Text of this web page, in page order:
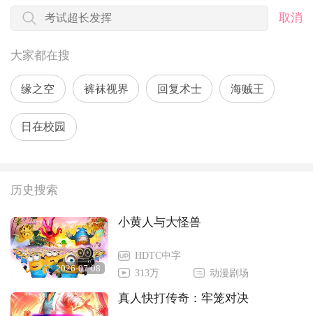
取消
大家都在搜
缘之空 裤袜视界 回复术士 海贼王
日在校园
历史搜索
2026-07-08
小黄人与大怪兽
HDTC中字
313万
动漫剧场
真人快打传奇：牢笼对决